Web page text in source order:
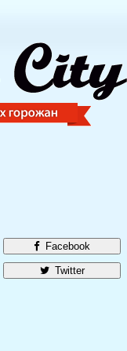
Facebook
Twitter